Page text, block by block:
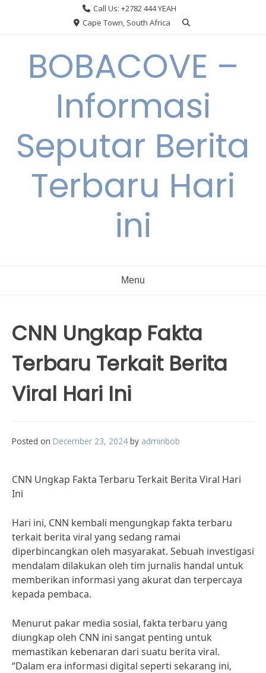
Call Us: +2782 444 YEAH
Cape Town, South Africa
BOBACOVE –
Informasi
Seputar Berita
Terbaru Hari
ini
Menu
CNN Ungkap Fakta
Terbaru Terkait Berita
Viral Hari Ini
Posted on December 23, 2024 by adminbob
CNN Ungkap Fakta Terbaru Terkait Berita Viral Hari
Ini
Hari ini, CNN kembali mengungkap fakta terbaru
terkait berita viral yang sedang ramai
diperbincangkan oleh masyarakat. Sebuah investigasi
mendalam dilakukan oleh tim jurnalis handal untuk
memberikan informasi yang akurat dan terpercaya
kepada pembaca.
Menurut pakar media sosial, fakta terbaru yang
diungkap oleh CNN ini sangat penting untuk
memastikan kebenaran dari suatu berita viral.
“Dalam era informasi digital seperti sekarang ini,